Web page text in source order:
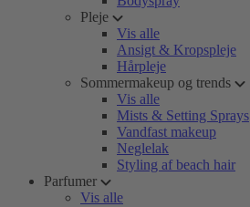
Pleje
Vis alle
Ansigt & Kropspleje
Hårpleje
Sommermakeup og trends
Vis alle
Mists & Setting Sprays
Vandfast makeup
Neglelak
Styling af beach hair
Parfumer
Vis alle